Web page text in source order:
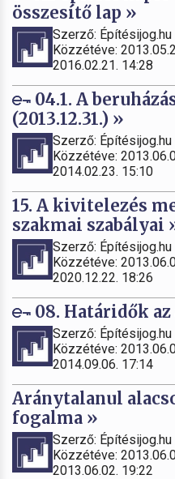
összesítő lap »
Szerző: Építésijog.hu
Közzétéve:
2016.02.21. 14:28
04.1. A
(2013.12.31.) »
Szerző: Építésijog.hu
Közzétéve:
2014.02.23. 15:10
15. A kivitelezés
szakmai szabályai
Szerző: Építésijog.hu
Közzétéve:
2020.12.22. 18:26
08. Határidők
Szerző: Építésijog.hu
Közzétéve:
2014.09.06. 17:14
Aránytalanul
fogalma »
Szerző: Építésijog.hu
Közzétéve:
2013.06.02. 19:22